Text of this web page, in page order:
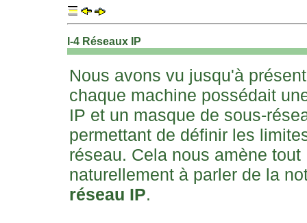
I-4 Réseaux IP
Nous avons vu jusqu'à
chaque machine possédait
IP et un masque de sous-
permettant de définir les
réseau. Cela nous amène tout
naturellement à parler de la
réseau IP.